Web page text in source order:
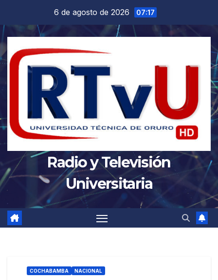
contenido
6 de agosto de 2026 07:17
Radio y Televisión
Universitaria
COCHABAMBA NACIONAL